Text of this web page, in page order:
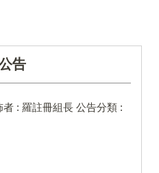
告
者 : 羅註冊組長 公告分類 :